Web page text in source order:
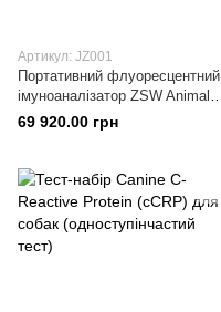
Артикул: JZ001
Портативний флуоресцентний
імуноаналізатор ZSW Animal
Care для ветеринарної
69 920.00 грн